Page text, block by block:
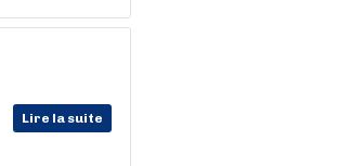
Lire la suite